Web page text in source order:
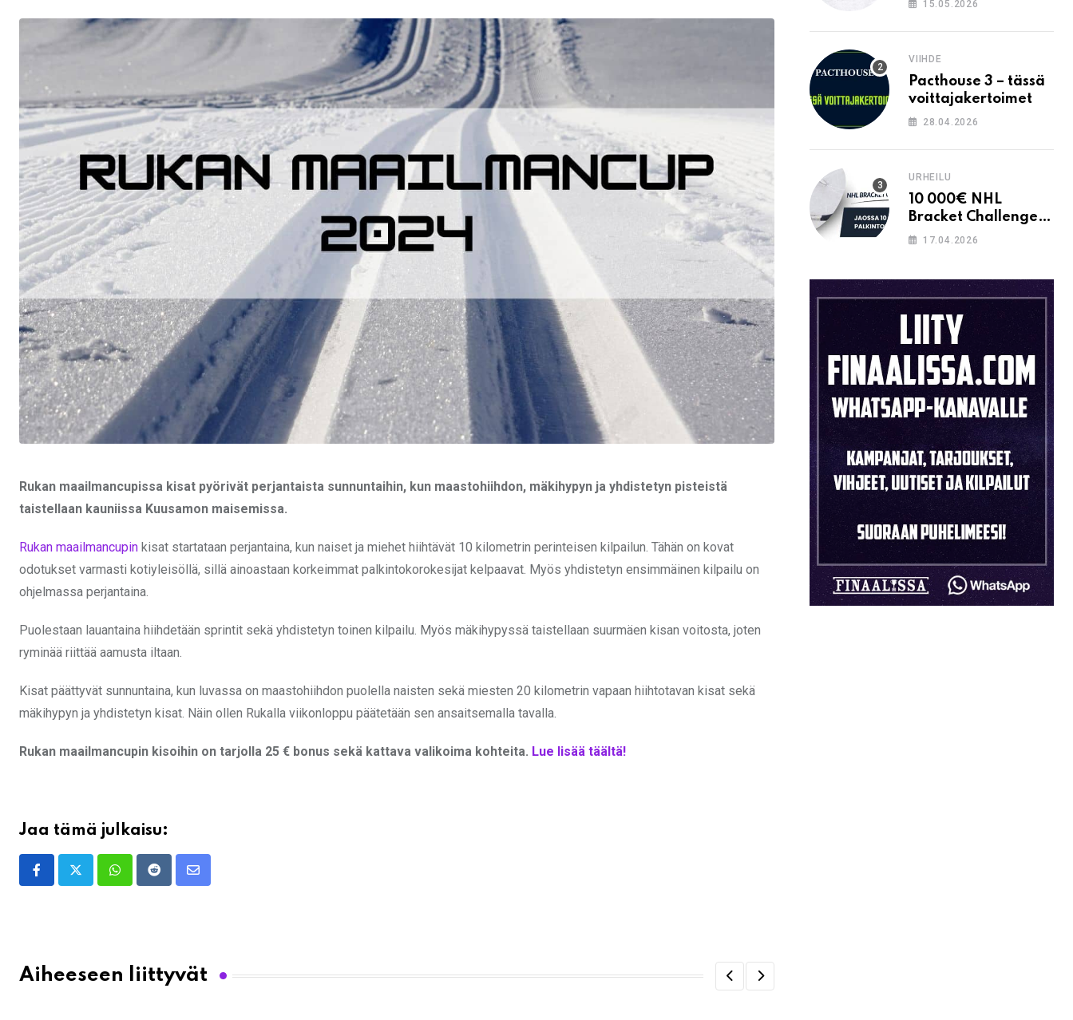
Email
Rukan maailmancupissa kisat pyörivät perjantaista sunnuntaihin, kun maastohiihdon, mäkihypyn ja yhdistetyn pisteistä
taistellaan kauniissa Kuusamon maisemissa.
Rukan maailmancupin kisat startataan perjantaina, kun naiset ja miehet hiihtävät 10 kilometrin perinteisen kilpailun. Tähän on kovat
odotukset varmasti kotiyleisöllä, sillä ainoastaan korkeimmat palkintokorokesijat kelpaavat. Myös yhdistetyn ensimmäinen kilpailu on
ohjelmassa perjantaina.
Puolestaan lauantaina hiihdetään sprintit sekä yhdistetyn toinen kilpailu. Myös mäkihypyssä taistellaan suurmäen kisan voitosta, joten
ryminää riittää aamusta iltaan.
Kisat päättyvät sunnuntaina, kun luvassa on maastohiihdon puolella naisten sekä miesten 20 kilometrin vapaan hiihtotavan kisat sekä
mäkihypyn ja yhdistetyn kisat. Näin ollen Rukalla viikonloppu päätetään sen ansaitsemalla tavalla.
Rukan maailmancupin kisoihin on tarjolla 25 € bonus sekä kattava valikoima kohteita. Lue lisää täältä!
Jaa tämä julkaisu:
WhatsappRedditShare
Aiheeseen liittyvät
15.05.2026
VIIHDE
Pacthouse 3 – tässä
voittajakertoimet
28.04.2026
URHEILU
10 000€ NHL
Bracket Challenge –
pystytkö
17.04.2026